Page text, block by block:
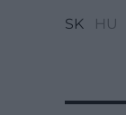
SK HU